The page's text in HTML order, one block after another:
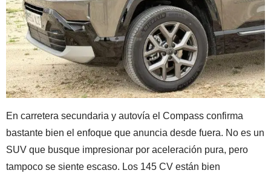
En carretera secundaria y autovía el Compass confirma
bastante bien el enfoque que anuncia desde fuera. No es un
SUV que busque impresionar por aceleración pura, pero
tampoco se siente escaso. Los 145 CV están bien